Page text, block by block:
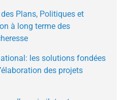
Plans, Politiques et
à long terme des
les solutions fondées
des projets